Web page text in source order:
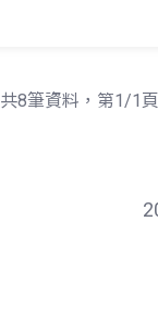
共8筆資料，第1/1頁